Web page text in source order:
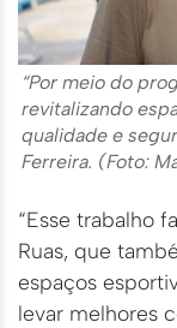
“Por meio do
revitalizando
qualidade e
Ferreira. (Foto:
“Esse trabalho
Ruas, que
espaços
levar melhores